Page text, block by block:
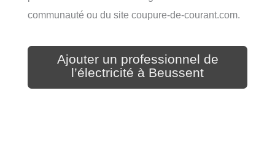
communauté ou du site coupure-de-courant.com.
Ajouter un professionnel de
l’électricité à Beussent